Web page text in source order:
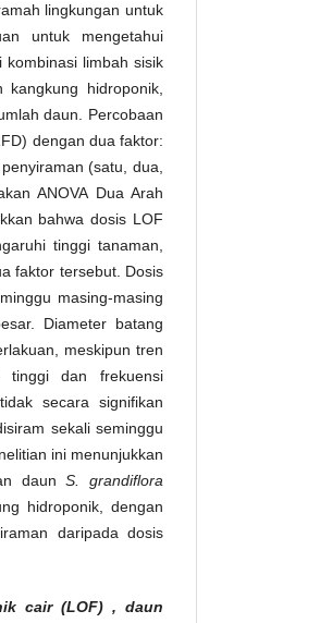
lingkungan untuk
untuk mengetahui
limbah sisik
kangkung hidroponik,
daun. Percobaan
dengan dua faktor:
(satu, dua,
ANOVA Dua Arah
bahwa dosis LOF
tinggi tanaman,
faktor tersebut. Dosis
masing-masing
Diameter batang
meskipun tren
tinggi dan frekuensi
secara signifikan
sekali seminggu
ini menunjukkan
daunS. grandiflora
hidroponik, dengan
daripada dosis
cair (LOF) , daun